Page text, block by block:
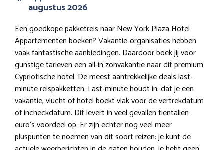
augustus 2026
Een goedkope pakketreis naar New York Plaza Hotel
Appartementen boeken? Vakantie-organisaties hebben
vaak fantastische aanbiedingen. Daardoor boek jij voor
gunstige tarieven een all-in zonvakantie naar dit premium
Cypriotische hotel. De meest aantrekkelijke deals last-
minute reispakketten. Last-minute houdt in: dat je een
vakantie, vlucht of hotel boekt vlak voor de vertrekdatum
of incheckdatum. Dit levert in veel gevallen tientallen
euro’s voordeel op. Er zijn echter nog veel meer
pluspunten te noemen van dit soort reizen: je kunt de